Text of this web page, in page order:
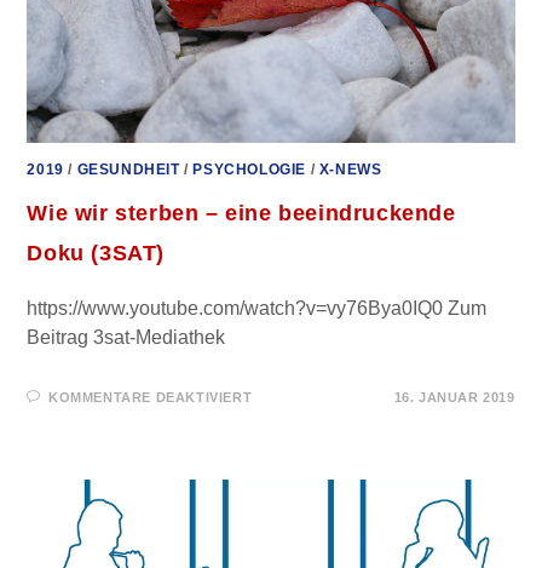
2019 / GESUNDHEIT/PSYCHOLOGIE / X-NEWS
Wie wir sterben – eine beeindruckende
Doku (3SAT)
https://www.youtube.com/watch?v=vy76Bya0IQ0 Zum
Beitrag 3sat-Mediathek
KOMMENTARE DEAKTIVIERTFÜR
16. JANUAR 2019